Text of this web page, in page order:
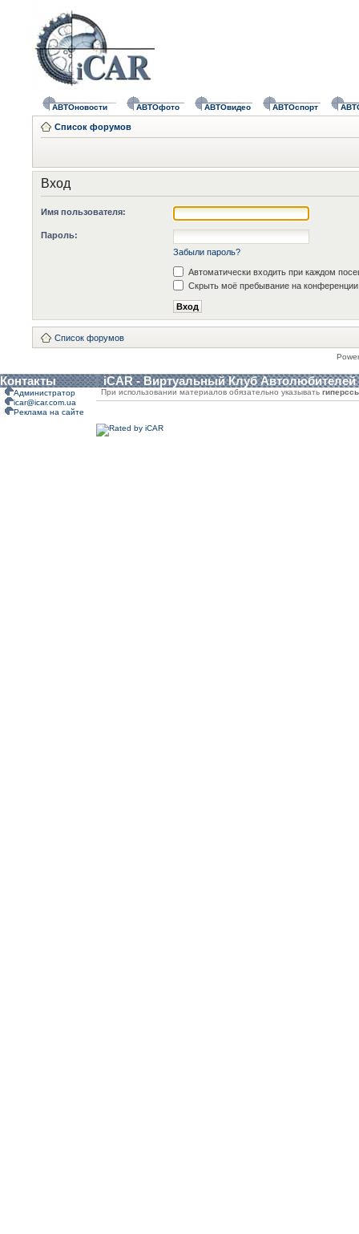
АВТОновости АВТОфото АВТОвидео АВТОспорт
Список форумов
Вход
Имя пользователя:
Пароль:
Забыли пароль?
Автоматически входить при каждом
Скрыть моё пребывание на конференции
Список форумов
Контакты iCAR - Виртуальный Клуб Автолюбителей
Администратор
icar@icar.com.ua
Реклама на сайте
При использовании материалов обязательно указывать